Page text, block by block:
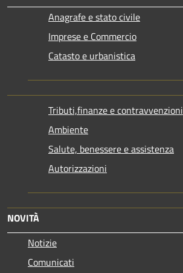
Anagrafe e stato civile
Imprese e Commercio
Catasto e urbanistica
Tributi,finanze e contravvenzioni
Ambiente
Salute, benessere e assistenza
Autorizzazioni
NOVITÀ
Notizie
Comunicati